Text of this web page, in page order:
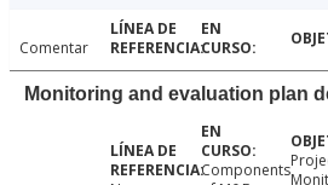
Comentar
Monitoring and evaluation plan
Components